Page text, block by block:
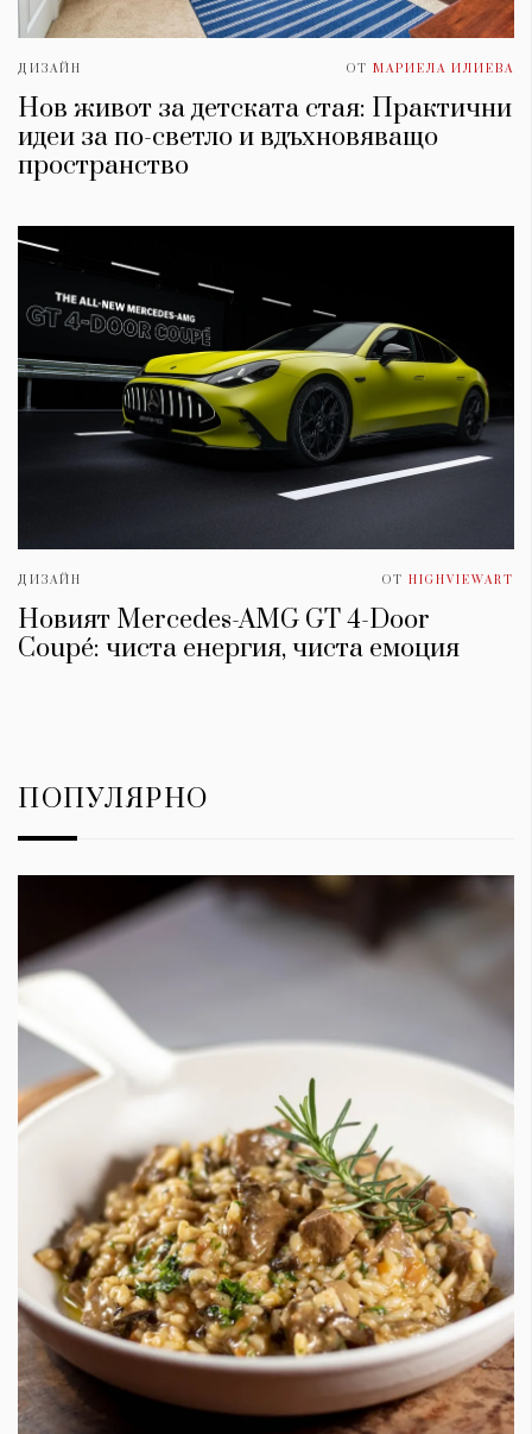
ДИЗАЙН ОТ МАРИЕЛА ИЛИЕВА
Нов живот за детската стая: Практични
идеи за по-светло и вдъхновяващо
пространство
ДИЗАЙН ОТ HIGHVIEWART
Новият Mercedes-AMG GT 4-Door
Coupé: чиста енергия, чиста емоция
ПОПУЛЯРНО